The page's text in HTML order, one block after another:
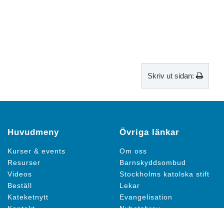
Skriv ut sidan:
Huvudmeny
Kurser & events
Resurser
Videos
Beställ
Kateketnytt
Övriga länkar
Om oss
Barnskyddsombud
Stockholms katolska stift
Lekar
Evangelisation